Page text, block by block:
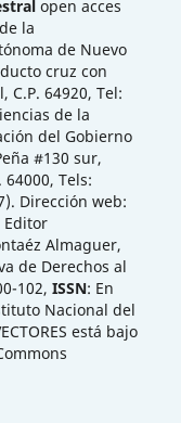
open acces
la
de Nuevo
cruz con
C.P. 64920, Tel:
de la
del Gobierno
#130 sur,
Tels:
Dirección web:
Editor
Almaguer,
de Derechos al
102, ISSN: En
Nacional del
está bajo